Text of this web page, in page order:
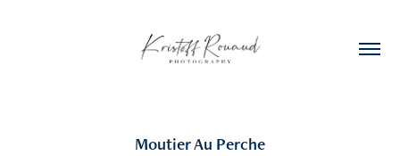
Moutier Au Perche